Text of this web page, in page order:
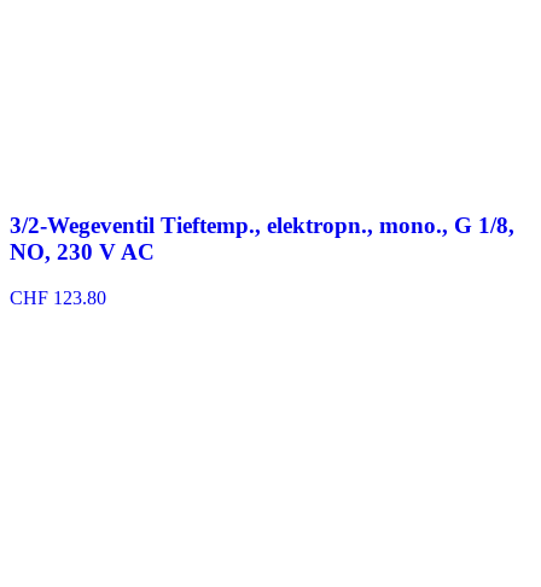
3/2-Wegeventil Tieftemp., elektropn., mono., G 1/8,
NO, 230 V AC
CHF 123.80